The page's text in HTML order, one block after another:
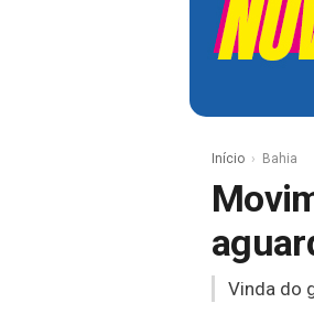
Início Bahia
Vinda do